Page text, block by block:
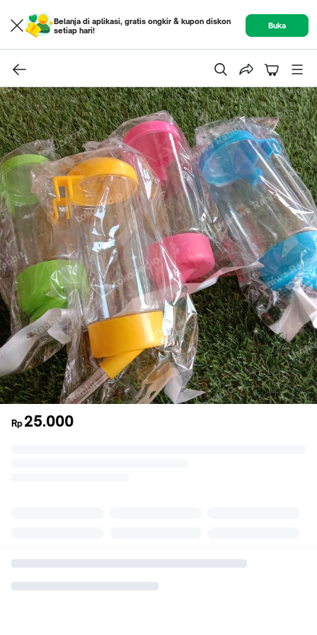
Belanja di aplikasi, gratis ongkir & kupon diskon
setiap hari!
Buka
Rp 25.000